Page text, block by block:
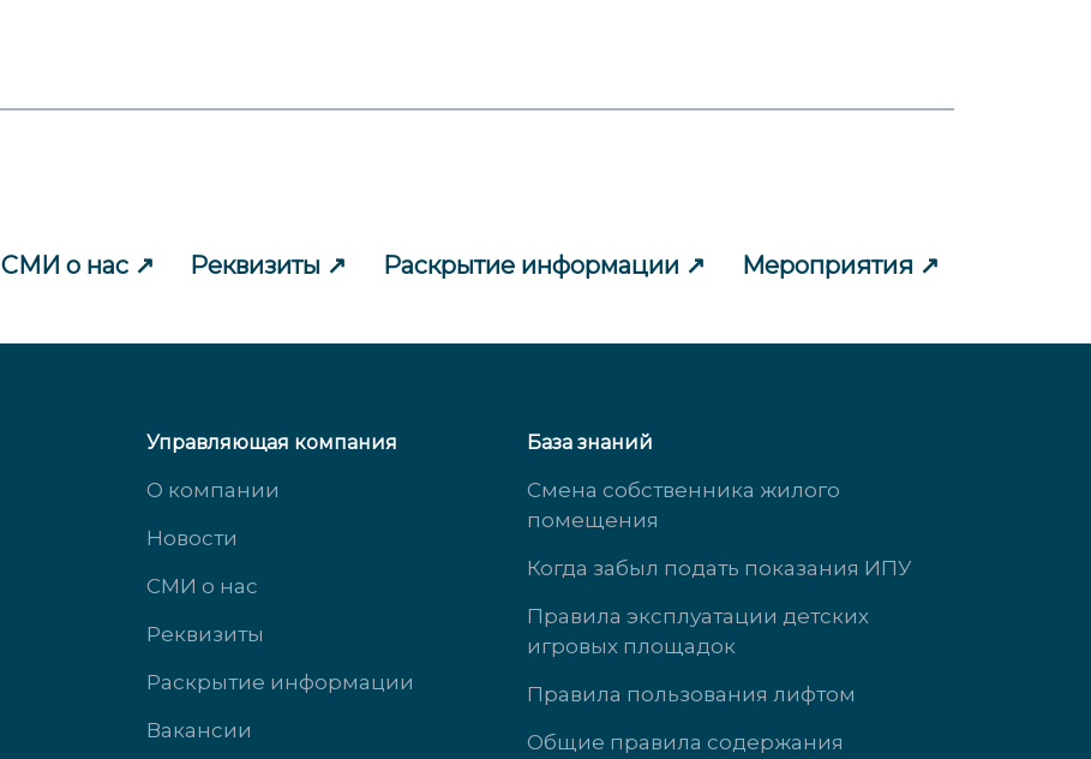
СМИ о нас Реквизиты Раскрытие информации Мероприятия
ул. Михеева, д. 2
доб. 3434
ул. Южногорская, д. 11
доб. 3323
Управляющая компания
О компании
Новости
СМИ о нас
Реквизиты
Раскрытие информации
Вакансии
База знаний
Смена собственника жилого
помещения
Когда забыл подать показания ИПУ
Правила эксплуатации детских
игровых площадок
Правила пользования лифтом
Общие правила содержания